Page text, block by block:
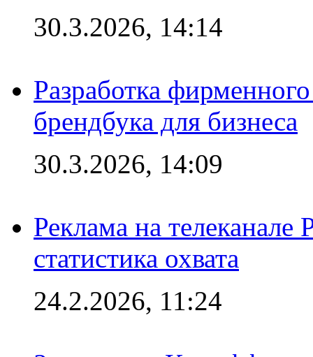
30.3.2026, 14:14
Разработка
брендбука для бизнеса
30.3.2026, 14:09
Реклама на
статистика охвата
24.2.2026, 11:24